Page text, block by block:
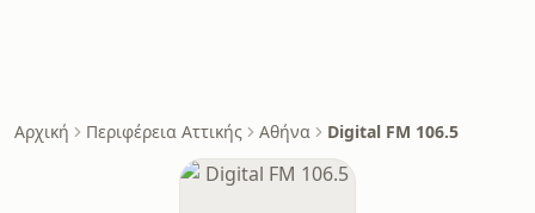
Αρχική Περιφέρεια Αττικής Αθήνα Digital FM 106.5